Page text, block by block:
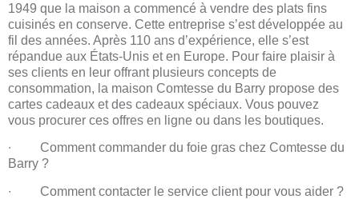
1949 que la maison a commencé à vendre des plats fins
cuisinés en conserve. Cette entreprise s’est développée au
fil des années. Après 110 ans d’expérience, elle s’est
répandue aux États-Unis et en Europe. Pour faire plaisir à
ses clients en leur offrant plusieurs concepts de
consommation, la maison Comtesse du Barry propose des
cartes cadeaux et des cadeaux spéciaux. Vous pouvez
vous procurer ces offres en ligne ou dans les boutiques.
∙ Comment commander du foie gras chez Comtesse du
Barry ?
∙ Comment contacter le service client pour vous aider ?